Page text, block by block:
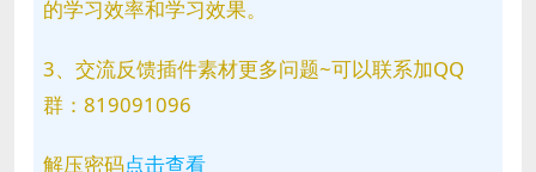
的学习效率和学习效果。
3、交流反馈插件素材更多问题~可以联系加QQ
群：819091096
解压密码点击查看